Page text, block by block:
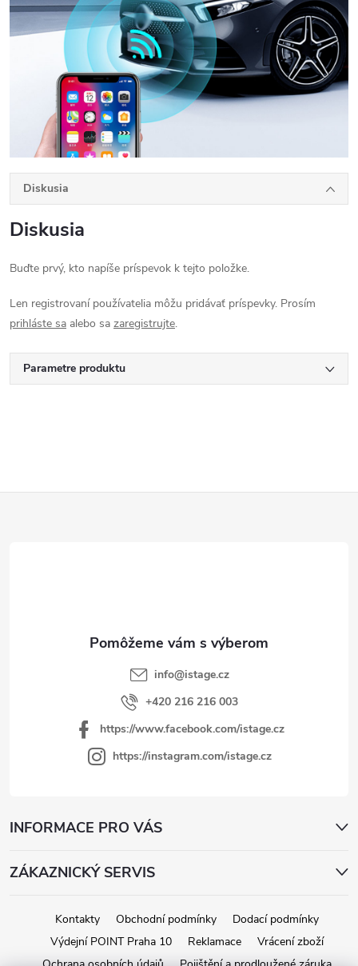
Diskusia
Diskusia
Buďte prvý, kto napíše príspevok k tejto položke.
Len registrovaní používatelia môžu pridávať príspevky. Prosím
prihláste sa alebo sa zaregistrujte.
Parametre produktu
info@istage.cz
+420 216 216 003
https://www.facebook.com/istage.cz
https://instagram.com/istage.cz
INFORMACE PRO VÁS
ZÁKAZNICKÝ SERVIS
Kontakty Obchodní podmínky
Dodací podmínky
Výdejní POINT Praha 10
Reklamace
Vrácení zboží